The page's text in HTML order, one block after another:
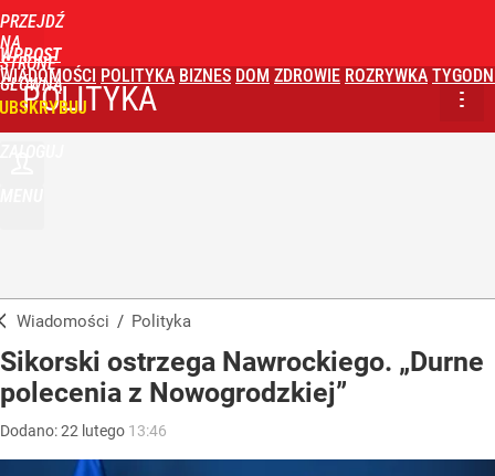
PRZEJDŹ
NA
STRONĘ
GŁÓWNĄ
WPROST
WIADOMOŚCI POLITYKA BIZNES DOM ZDROWIE ROZRYWKA
POLITYKA
Wiadomości / Polityka
Sikorski ostrzega Nawrockiego. „Durne
polecenia z Nowogrodzkiej”
Dodano:22 lutego 13:46